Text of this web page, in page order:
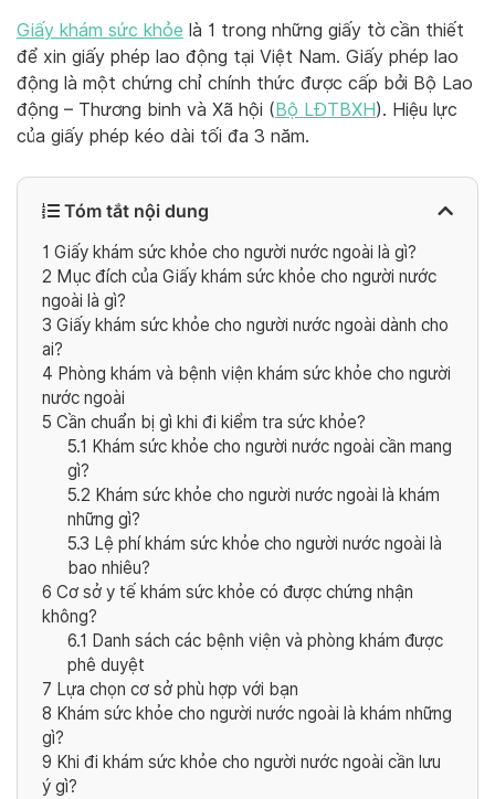
Giấy khám sức khỏe là 1 trong những giấy tờ cần thiết
để xin giấy phép lao động tại Việt Nam. Giấy phép lao
động là một chứng chỉ chính thức được cấp bởi Bộ Lao
động – Thương binh và Xã hội (Bộ LĐTBXH). Hiệu lực
của giấy phép kéo dài tối đa 3 năm.
Tóm tắt nội dung
1 Giấy khám sức khỏe cho người nước ngoài là gì?
2 Mục đích của Giấy khám sức khỏe cho người nước
ngoài là gì?
3 Giấy khám sức khỏe cho người nước ngoài dành cho
ai?
4 Phòng khám và bệnh viện khám sức khỏe cho người
nước ngoài
5 Cần chuẩn bị gì khi đi kiểm tra sức khỏe?
5.1 Khám sức khỏe cho người nước ngoài cần mang
gì?
5.2 Khám sức khỏe cho người nước ngoài là khám
những gì?
5.3 Lệ phí khám sức khỏe cho người nước ngoài là
bao nhiêu?
6 Cơ sở y tế khám sức khỏe có được chứng nhận
không?
6.1 Danh sách các bệnh viện và phòng khám được
phê duyệt
7 Lựa chọn cơ sở phù hợp với bạn
8 Khám sức khỏe cho người nước ngoài là khám những
gì?
9 Khi đi khám sức khỏe cho người nước ngoài cần lưu
ý gì?